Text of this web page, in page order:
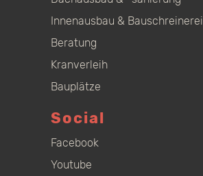
Innenausbau & Bauschreinerei
Beratung
Kranverleih
Bauplätze
Social
Facebook
Youtube